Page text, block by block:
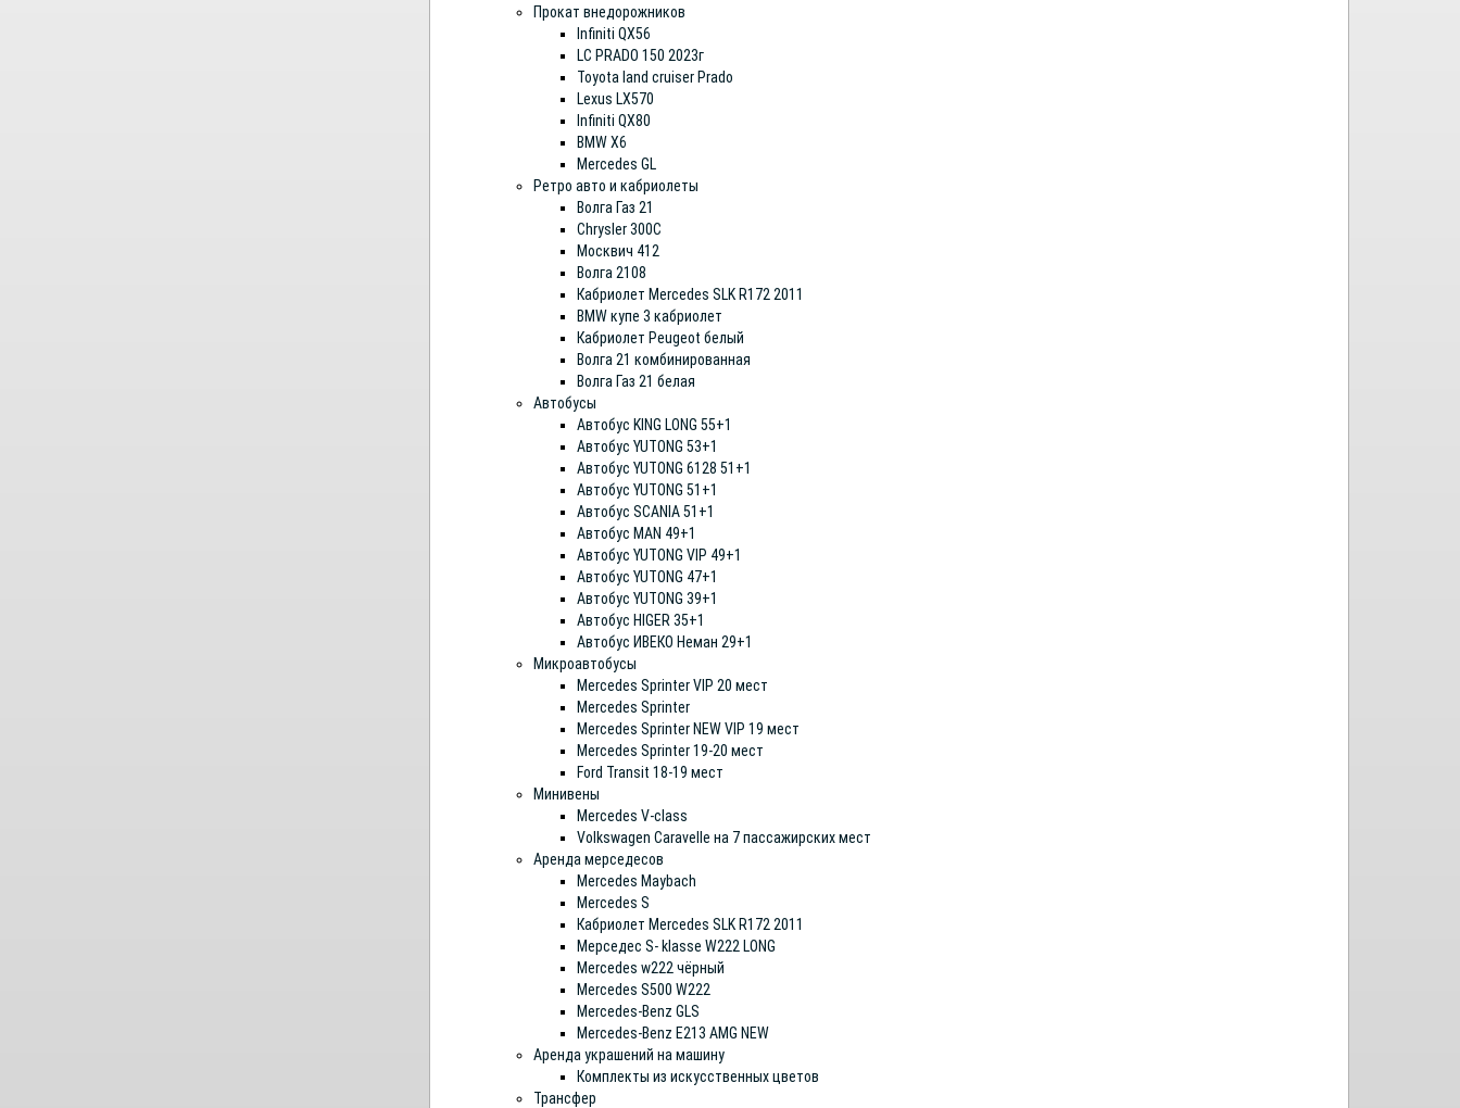
Прокат внедорожников
Infiniti QX56
LC PRADO 150 2023г
Toyota land cruiser Prado
Lexus LX570
Infiniti QX80
BMW X6
Mercedes GL
Ретро авто и кабриолеты
Волга Газ 21
Chrysler 300C
Москвич 412
Волга 2108
Кабриолет Mercedes SLK R172 2011
BMW купе 3 кабриолет
Кабриолет Peugeot белый
Волга 21 комбинированная
Волга Газ 21 белая
Автобусы
Автобус KING LONG 55+1
Автобус YUTONG 53+1
Автобус YUTONG 6128 51+1
Автобус YUTONG 51+1
Автобус SCANIA 51+1
Автобус MAN 49+1
Автобус YUTONG VIP 49+1
Автобус YUTONG 47+1
Автобус YUTONG 39+1
Автобус HIGER 35+1
Автобус ИВЕКО Неман 29+1
Микроавтобусы
Mercedes Sprinter VIP 20 мест
Mercedes Sprinter
Mercedes Sprinter NEW VIP 19 мест
Mercedes Sprinter 19-20 мест
Ford Transit 18-19 мест
Минивены
Mercedes V-class
Volkswagen Caravelle на 7 пассажирских мест
Аренда мерседесов
Mercedes Maybach
Mercedes S
Кабриолет Mercedes SLK R172 2011
Мерседес S- klasse W222 LONG
Mercedes w222 чёрный
Mercedes S500 W222
Mercedes-Benz GLS
Mercedes-Benz E213 AMG NEW
Аренда украшений на машину
Комплекты из искусственных цветов
Трансфер